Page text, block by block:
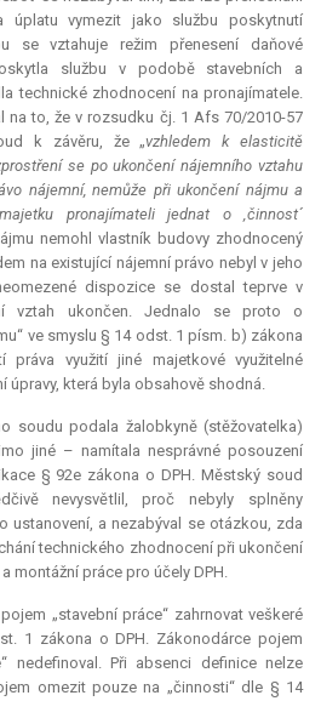
úplatu vymezit jako službu poskytnutí
se vztahuje režim přenesení daňové
službu v podobě stavebních a
technické zhodnocení na pronajímatele.
na to, že v rozsudku čj. 1 Afs 70/2010-57
k závěru, že „vzhledem k elasticitě
se po ukončení nájemního vztahu
nájemní, nemůže při ukončení nájmu a
pronajímateli jednat o ‚činnost´
nemohl vlastník budovy zhodnocený
na existující nájemní právo nebyl v jeho
dispozice se dostal teprve v
vztah ukončen. Jednalo se proto o
ve smyslu § 14 odst. 1 písm. b) zákona
práva využití jiné majetkové využitelné
úpravy, která byla obsahově shodná.
soudu podala žalobkyně (stěžovatelka)
jiné – namítala nesprávné posouzení
§ 92e zákona o DPH. Městský soud
nevysvětlil, proč nebyly splněny
ustanovení, a nezabýval se otázkou, zda
technického zhodnocení při ukončení
montážní práce pro účely DPH.
„stavební práce“ zahrnovat veškeré
1 zákona o DPH. Zákonodárce pojem
nedefinoval. Při absenci definice nelze
omezit pouze na „činnosti“ dle § 14